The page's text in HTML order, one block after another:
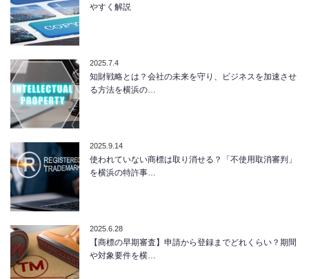
やすく解説
2025.7.4
知財戦略とは？会社の未来を守り、ビジネスを加速させ
る方法を横浜の…
2025.9.14
使われていない商標は取り消せる？「不使用取消審判」
を横浜の特許事…
2025.6.28
【商標の早期審査】申請から登録までどれくらい？期間
や対象要件を横…